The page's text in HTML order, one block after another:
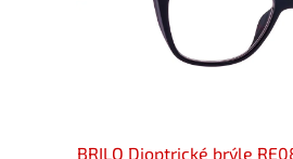
BRILO Dioptrické brýle